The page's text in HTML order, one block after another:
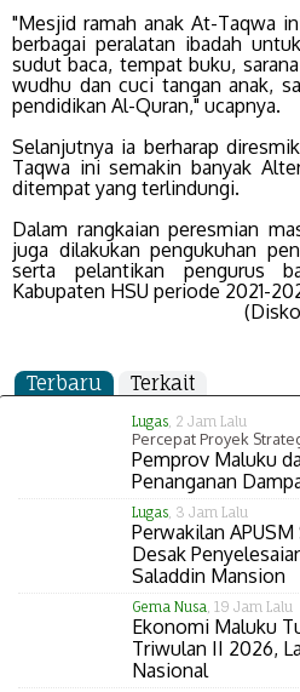
"Mesjid ramah anak At-Taqwa
berbagai peralatan ibadah
sudut baca, tempat buku,
wudhu dan cuci tangan anak,
pendidikan Al-Quran," ucapnya.
Selanjutnya ia berharap
Taqwa ini semakin banyak
ditempat yang terlindungi.
Dalam rangkaian peresmian
juga dilakukan pengukuhan
serta pelantikan pengurus
Kabupaten HSU periode 2021-
Terbaru Terkait
Lugas, 2 Jam Lalu
Percepat Proyek
Pemprov Maluku
Penanganan
Lugas, 3 Jam Lalu
Perwakilan
Desak
Saladdin Mansion
Gema Nusa, 19 Jam Lalu
Ekonomi Maluku
Triwulan II 2026,
Nasional